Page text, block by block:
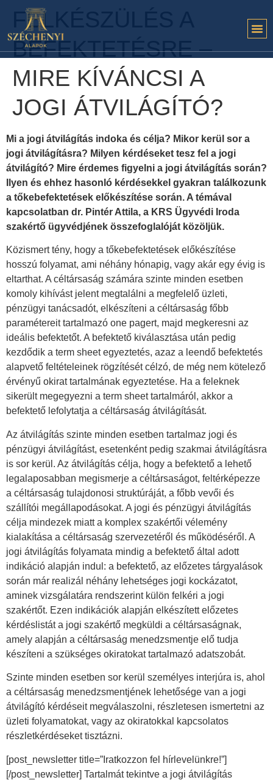
FELKÉSZÜLÉS A
BEFEKTETÉSRE –
MIRE KÍVÁNCSI A
JOGI ÁTVILÁGÍTÓ?
Mi a jogi átvilágítás indoka és célja? Mikor kerül sor a
jogi átvilágításra? Milyen kérdéseket tesz fel a jogi
átvilágító? Mire érdemes figyelni a jogi átvilágítás során?
Ilyen és ehhez hasonló kérdésekkel gyakran találkozunk
a tőkebefektetések előkészítése során. A témával
kapcsolatban dr. Pintér Attila, a KRS Ügyvédi Iroda
szakértő ügyvédjének összefoglalóját közöljük.
Közismert tény, hogy a tőkebefektetések előkészítése
hosszú folyamat, ami néhány hónapig, vagy akár egy évig is
eltarthat. A céltársaság számára szinte minden esetben
komoly kihívást jelent megtalálni a megfelelő üzleti,
pénzügyi tanácsadót, elkészíteni a céltársaság főbb
paramétereit tartalmazó one pagert, majd megkeresni az
ideális befektetőt. A befektető kiválasztása után pedig
kezdődik a term sheet egyeztetés, azaz a leendő befektetés
alapvető feltételeinek rögzítését célzó, de még nem kötelező
érvényű okirat tartalmának egyeztetése. Ha a feleknek
sikerült megegyezni a term sheet tartalmáról, akkor a
befektető lefolytatja a céltársaság átvilágítását.
Az átvilágítás szinte minden esetben tartalmaz jogi és
pénzügyi átvilágítást, esetenként pedig szakmai átvilágításra
is sor kerül. Az átvilágítás célja, hogy a befektető a lehető
legalaposabban megismerje a céltársaságot, feltérképezze
a céltársaság tulajdonosi struktúráját, a főbb vevői és
szállítói megállapodásokat. A jogi és pénzügyi átvilágítás
célja mindezek miatt a komplex szakértői vélemény
kialakítása a céltársaság szervezetéről és működéséről. A
jogi átvilágítás folyamata mindig a befektető által adott
indikáció alapján indul: a befektető, az előzetes tárgyalások
során már realizál néhány lehetséges jogi kockázatot,
aminek vizsgálatára rendszerint külön felkéri a jogi
szakértőt. Ezen indikációk alapján elkészített előzetes
kérdéslistát a jogi szakértő megküldi a céltársaságnak,
amely alapján a céltársaság menedzsmentje elő tudja
készíteni a szükséges okiratokat tartalmazó adatszobát.
Szinte minden esetben sor kerül személyes interjúra is, ahol
a céltársaság menedzsmentjének lehetősége van a jogi
átvilágító kérdéseit megválaszolni, részletesen ismertetni az
üzleti folyamatokat, vagy az okiratokkal kapcsolatos
részletkérdéseket tisztázni.
[post_newsletter title=”Iratkozzon fel hírlevelünkre!”]
[/post_newsletter] Tartalmát tekintve a jogi átvilágítás